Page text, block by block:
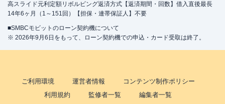
高スライド元利定額リボルビング返済方式【返済期間・回数】借入直後最長
14年6ヶ月（1～151回）【担保・連帯保証人】不要
■SMBCモビットのローン契約機について
※ 2026年9月6日をもって、ローン契約機での申込・カード受取は終了。
ご利用環境 運営者情報
コンテンツ制作ポリシー
利用規約
監修者一覧
編集者一覧